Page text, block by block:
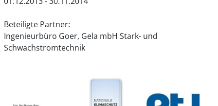
Beteiligte Partner:
Ingenieurbüro Goer, Gela mbH Stark- und
Schwachstromtechnik